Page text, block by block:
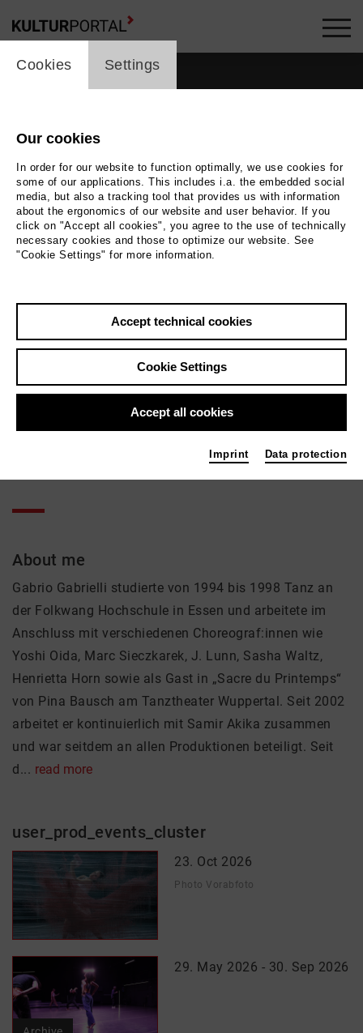
Overview
Theatre
Active in the network
About me
Gabrio Gabrielli studierte von 1994 bis 1998 Tanz an
der Folkwang Hochschule in Essen und arbeitete im
Anschluss mit verschiedenen Choreograf:innen wie
Yoshi Oida, Marc Sieczkarek, J. Lunn, Sasha Waltz,
Henrietta Horn sowie als Gast in „Sacre du Printemps“
von Pina Bausch am Tanztheater Wuppertal. Seit 2002
arbeitet er kontinuierlich mit Samir Akika zusammen
und war seitdem an allen Produktionen beteiligt. Seit
d... read more
user_prod_events_cluster
23. Oct 2026
Photo Vorabfoto
29. May 2026 - 30. Sep 2026
cookie_layer
Cookies Settings
Our cookies
In order for our website to function optimally, we use cookies for
some of our applications. This includes i.a. the embedded social
media, but also a tracking tool that provides us with information
about the ergonomics of our website and user behavior. If you
click on "Accept all cookies", you agree to the use of technically
necessary cookies and those to optimize our website. See
"Cookie Settings" for more information.
Accept technical cookies
Cookie Settings
Accept all cookies
Imprint Data protection